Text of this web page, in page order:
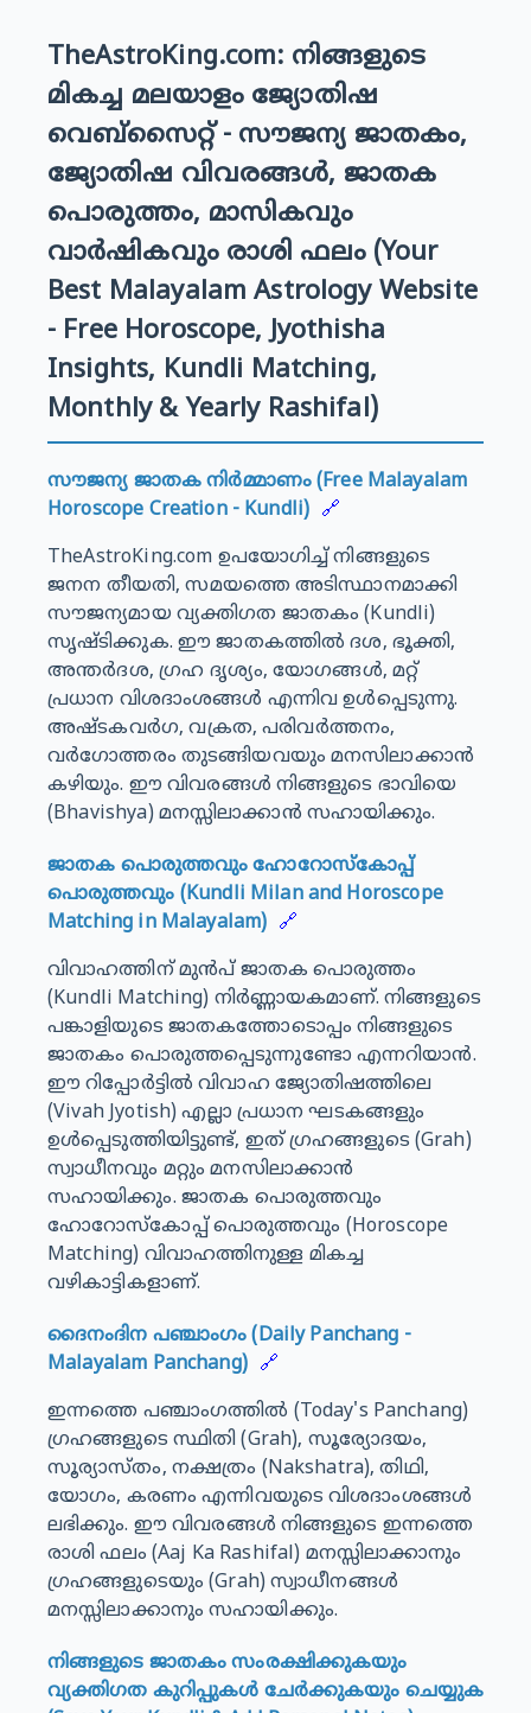
TheAstroKing.com: നിങ്ങളുടെ
മികച്ച മലയാളം ജ്യോതിഷ
വെബ്സൈറ്റ് - സൗജന്യ ജാതകം,
ജ്യോതിഷ വിവരങ്ങൾ, ജാതക
പൊരുത്തം, മാസികവും
വാർഷികവും രാശി ഫലം (Your
Best Malayalam Astrology Website
- Free Horoscope, Jyothisha
Insights, Kundli Matching,
Monthly & Yearly Rashifal)
സൗജന്യ ജാതക നിർമ്മാണം (Free Malayalam
Horoscope Creation - Kundli) 🔗
TheAstroKing.com ഉപയോഗിച്ച് നിങ്ങളുടെ
ജനന തീയതി, സമയത്തെ അടിസ്ഥാനമാക്കി
സൗജന്യമായ വ്യക്തിഗത ജാതകം (Kundli)
സൃഷ്ടിക്കുക. ഈ ജാതകത്തിൽ ദശ, ഭൂക്തി,
അന്തർദശ, ഗ്രഹ ദൃശ്യം, യോഗങ്ങൾ, മറ്റ്
പ്രധാന വിശദാംശങ്ങൾ എന്നിവ ഉൾപ്പെടുന്നു.
അഷ്ടകവർഗ, വക്രത, പരിവർത്തനം,
വർഗോത്തരം തുടങ്ങിയവയും മനസിലാക്കാൻ
കഴിയും. ഈ വിവരങ്ങൾ നിങ്ങളുടെ ഭാവിയെ
(Bhavishya) മനസ്സിലാക്കാൻ സഹായിക്കും.
ജാതക പൊരുത്തവും ഹോറോസ്കോപ്പ്
പൊരുത്തവും (Kundli Milan and Horoscope
Matching in Malayalam) 🔗
വിവാഹത്തിന് മുൻപ് ജാതക പൊരുത്തം
(Kundli Matching) നിർണ്ണായകമാണ്. നിങ്ങളുടെ
പങ്കാളിയുടെ ജാതകത്തോടൊപ്പം നിങ്ങളുടെ
ജാതകം പൊരുത്തപ്പെടുന്നുണ്ടോ എന്നറിയാൻ.
ഈ റിപ്പോർട്ടിൽ വിവാഹ ജ്യോതിഷത്തിലെ
(Vivah Jyotish) എല്ലാ പ്രധാന ഘടകങ്ങളും
ഉൾപ്പെടുത്തിയിട്ടുണ്ട്, ഇത് ഗ്രഹങ്ങളുടെ (Grah)
സ്വാധീനവും മറ്റും മനസിലാക്കാൻ
സഹായിക്കും. ജാതക പൊരുത്തവും
ഹോറോസ്കോപ്പ് പൊരുത്തവും (Horoscope
Matching) വിവാഹത്തിനുള്ള മികച്ച
വഴികാട്ടികളാണ്.
ദൈനംദിന പഞ്ചാംഗം (Daily Panchang -
Malayalam Panchang) 🔗
ഇന്നത്തെ പഞ്ചാംഗത്തിൽ (Today's Panchang)
ഗ്രഹങ്ങളുടെ സ്ഥിതി (Grah), സൂര്യോദയം,
സൂര്യാസ്തം, നക്ഷത്രം (Nakshatra), തിഥി,
യോഗം, കരണം എന്നിവയുടെ വിശദാംശങ്ങൾ
ലഭിക്കും. ഈ വിവരങ്ങൾ നിങ്ങളുടെ ഇന്നത്തെ
രാശി ഫലം (Aaj Ka Rashifal) മനസ്സിലാക്കാനും
ഗ്രഹങ്ങളുടെയും (Grah) സ്വാധീനങ്ങൾ
മനസ്സിലാക്കാനും സഹായിക്കും.
നിങ്ങളുടെ ജാതകം സംരക്ഷിക്കുകയും
വ്യക്തിഗത കുറിപ്പുകൾ ചേർക്കുകയും ചെയ്യുക